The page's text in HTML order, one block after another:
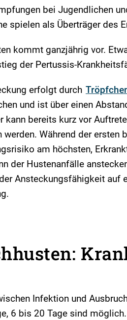
bei Jugendlichen
spielen als Überträger des
kommt ganzjährig vor.
der Pertussis-
erfolgt durch
und ist über einen
kann bereits kurz vor
werden. Während der ersten
am höchsten,
der Hustenanfälle
Ansteckungsfähigkeit auf
Infektion und
6 bis 20 Tage sind möglich.